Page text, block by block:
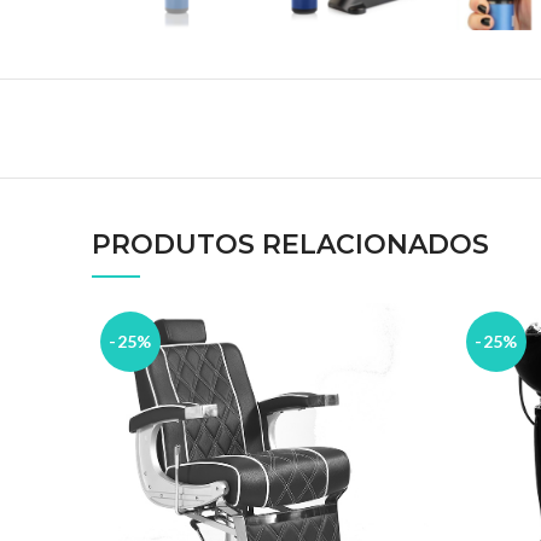
PRODUTOS RELACIONADOS
-25% -25%